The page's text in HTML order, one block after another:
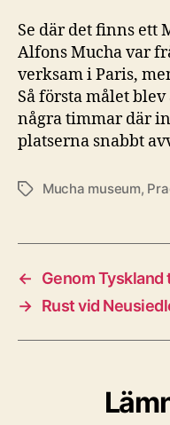
Se där det finns ett
Alfons Mucha var
verksam i Paris,
Så första målet
några timmar där
platserna snabbt
EtiketterMucha museum,
←
Genom Tyskland
→ Rust vid